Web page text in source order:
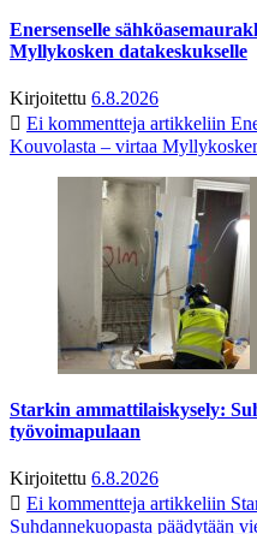
Enersenselle
Myllykosken datakeskukselle
Kirjoitettu 6.8.2026
Ei kommentteja artikkeliin
Kouvolasta – virtaa
Starkin ammattilaiskysely:
työvoimapulaan
Kirjoitettu 6.8.2026
Ei kommentteja artikkeliin
Suhdannekuopasta päädytään